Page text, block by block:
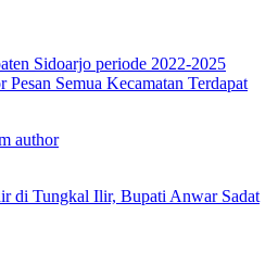
Sidoarjo periode 2022-2025
Semua Kecamatan Terdapat
author
di Tungkal Ilir, Bupati Anwar Sadat